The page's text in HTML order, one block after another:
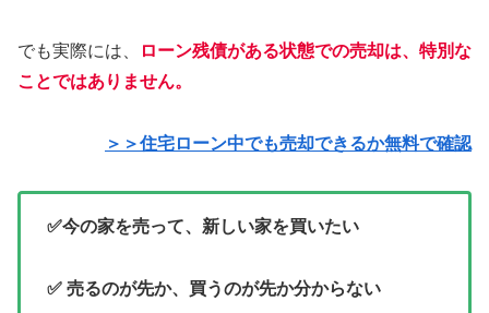
でも実際には、
ローン残債がある状態での売却は、特別な
ことではありません。
＞＞住宅ローン中でも売却できるか無料で確認
✅今の家を売って、新しい家を買いたい
✅ 売るのが先か、買うのが先か分からない